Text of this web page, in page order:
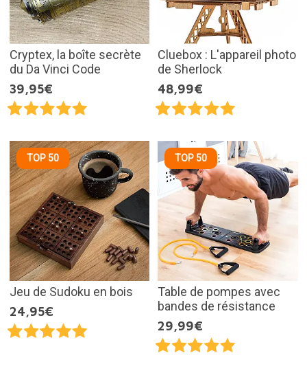
Cryptex, la boîte secrète
du Da Vinci Code
39,95€
Cluebox : L'appareil photo
de Sherlock
48,99€
TOP 50
Jeu de Sudoku en bois
24,95€
TOP 50
Table de pompes avec
bandes de résistance
29,99€